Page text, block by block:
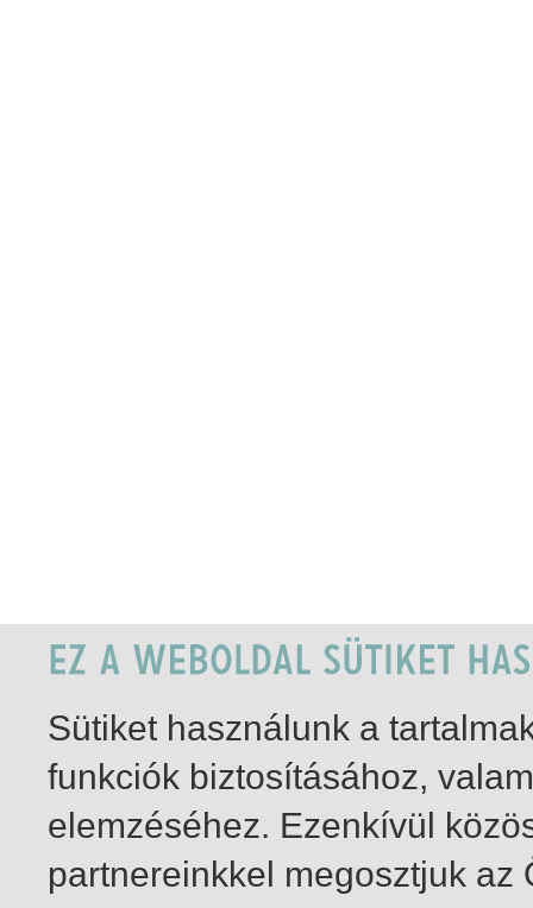
Sütiket használunk a
funkciók biztosításához,
elemzéséhez. Ezenkívül
partnereinkkel megosztjuk